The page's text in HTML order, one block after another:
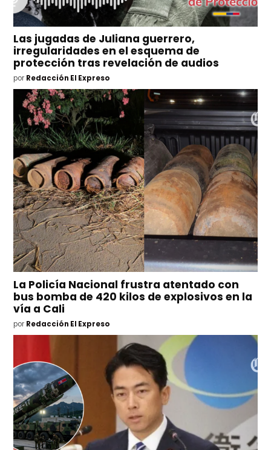
Las jugadas de Juliana guerrero,
irregularidades en el esquema de
protección tras revelación de audios
por Redacción El Expreso
La Policía Nacional frustra atentado con
bus bomba de 420 kilos de explosivos en la
vía a Cali
por Redacción El Expreso